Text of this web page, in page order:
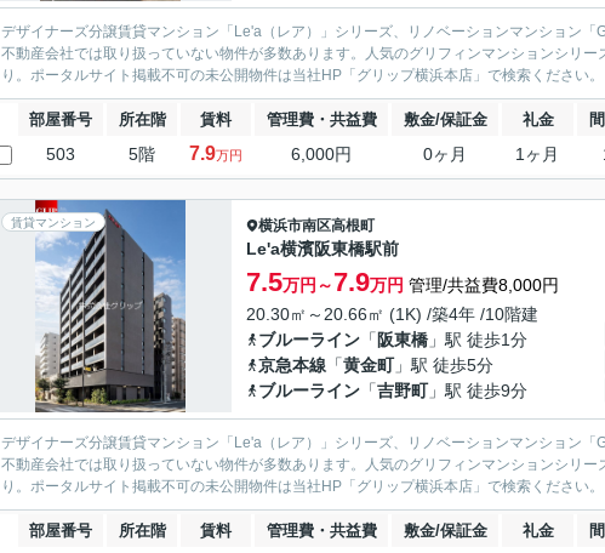
デザイナーズ分譲賃貸マンション「Le'a（レア）」シリーズ、リノベーションマンション
不動産会社では取り扱っていない物件が多数あります。人気のグリフィンマンションシリ
り。ポータルサイト掲載不可の未公開物件は当社HP「グリップ横浜本店」で検索ください。
部屋番号 所在階 賃料 管理費・共益費 敷金/保証金 礼金
503 5階 7.9万円 6,000円 0ヶ月 1ヶ月
賃貸マンション 横浜市南区高根町
Le'a横濱阪東橋駅前
7.5万円～7.9万円 管理/共益費8,000円
20.30㎡～20.66㎡ (1K) /築4年 /10階建
ブルーライン 「 阪東橋 」駅 徒歩1分
京急本線 「黄金町」駅 徒歩5分
ブルーライン 「吉野町」駅 徒歩9分
デザイナーズ分譲賃貸マンション「Le'a（レア）」シリーズ、リノベーションマンション
不動産会社では取り扱っていない物件が多数あります。人気のグリフィンマンションシリ
り。ポータルサイト掲載不可の未公開物件は当社HP「グリップ横浜本店」で検索ください。
部屋番号 所在階 賃料 管理費・共益費 敷金/保証金 礼金